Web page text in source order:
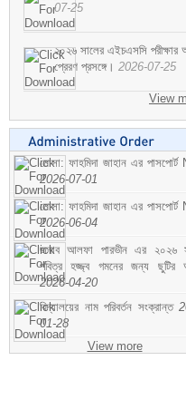
07-25
২০২৬ সালের এইচএসসি পরীক্ষার
প্রেরণ প্রসঙ্গে। 2026-07-25
View
মোসা: ফাহমিদা জাহান এর
2026-07-01
মোসা: ফাহমিদা জাহান এর
2026-06-04
জনাব আলফা পারভীন এর ২০২৬
পবিত্র হজ্জ্ব গমনের জন্য ছুটির
2026-04-20
বিদ্যালয়ের নাম পরিবর্তন সংক্রান্ত
01-28
View more